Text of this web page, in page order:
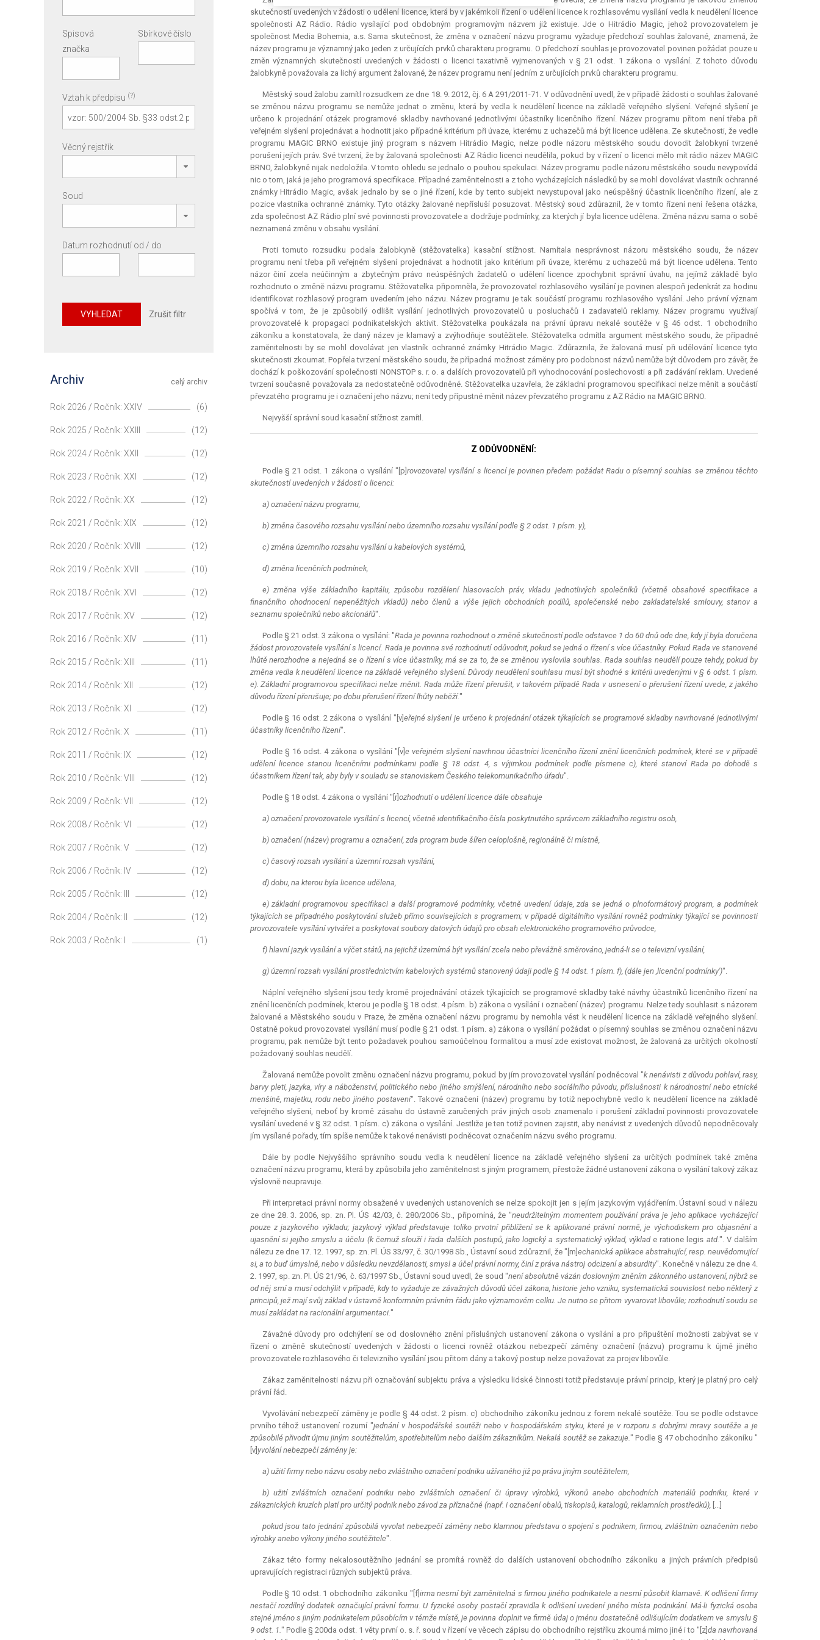
skutečností uvedených v žádosti o udělení licence, která by v jakémkoli řízení o udělení licence k rozhlasovému vysílání vedla k neudělení licence
společnosti AZ Rádio. Rádio vysílající pod obdobným programovým názvem již existuje. Jde o Hitrádio Magic, jehož provozovatelem je
společnost MediaBohemia, a.s. Sama skutečnost, že změna v označení názvu programu vyžaduje předchozí souhlas žalované, znamená, že
název programu je významný jako jeden z určujících prvků charakteru programu. O předchozí souhlas je provozovatel povinen požádat pouze u
změn významných skutečností uvedených v žádosti o licenci taxativně vyjmenovaných v § 21 odst. 1 zákona o vysílání. Z tohoto důvodu
žalobkyně považovala za lichý argument žalované, že název programu není jedním z určujících prvků charakteru programu.
Městský soud žalobu zamítl rozsudkem ze dne 18. 9. 2012, čj. 6 A 291/2011-71. V odůvodnění uvedl, že v případě žádosti o souhlas žalované
se změnou názvu programu se nemůže jednat o změnu, která by vedla k neudělení licence na základě veřejného slyšení. Veřejné slyšení je
určeno k projednání otázek programové skladby navrhované jednotlivými účastníky licenčního řízení. Název programu přitom není třeba při
veřejném slyšení projednávat a hodnotit jako případné kritérium při úvaze, kterému z uchazečů má být licence udělena. Ze skutečnosti, že vedle
programu MAGIC BRNO existuje jiný program s názvem Hitrádio Magic, nelze podle názoru městského soudu dovodit žalobkyní tvrzené
porušení jejích práv. Své tvrzení, že by žalovaná společnosti AZ Rádio licenci neudělila, pokud by v řízení o licenci mělo mít rádio název MAGIC
BRNO, žalobkyně nijak nedoložila. V tomto ohledu se jednalo o pouhou spekulaci. Název programu podle názoru městského soudu nevypovídá
nic o tom, jaká je jeho programová specifikace. Případné zaměnitelnosti a z toho vycházejících následků by se mohl dovolávat vlastník ochranné
známky Hitrádio Magic, avšak jednalo by se o jiné řízení, kde by tento subjekt nevystupoval jako neúspěšný účastník licenčního řízení, ale z
pozice vlastníka ochranné známky. Tyto otázky žalované nepřísluší posuzovat. Městský soud zdůraznil, že v tomto řízení není řešena otázka,
zda společnost AZ Rádio plní své povinnosti provozovatele a dodržuje podmínky, za kterých jí byla licence udělena. Změna názvu sama o sobě
neznamená změnu v obsahu vysílání.
Proti tomuto rozsudku podala žalobkyně (stěžovatelka) kasační stížnost. Namítala nesprávnost názoru městského soudu, že název
programu není třeba při veřejném slyšení projednávat a hodnotit jako kritérium při úvaze, kterému z uchazečů má být licence udělena. Tento
názor činí zcela neúčinným a zbytečným právo neúspěšných žadatelů o udělení licence zpochybnit správní úvahu, na jejímž základě bylo
rozhodnuto o změně názvu programu. Stěžovatelka připomněla, že provozovatel rozhlasového vysílání je povinen alespoň jedenkrát za hodinu
identifikovat rozhlasový program uvedením jeho názvu. Název programu je tak součástí programu rozhlasového vysílání. Jeho právní význam
spočívá v tom, že je způsobilý odlišit vysílání jednotlivých provozovatelů u posluchačů i zadavatelů reklamy. Název programu využívají
provozovatelé k propagaci podnikatelských aktivit. Stěžovatelka poukázala na právní úpravu nekalé soutěže v § 46 odst. 1 obchodního
zákoníku a konstatovala, že daný název je klamavý a zvýhodňuje soutěžitele. Stěžovatelka odmítla argument městského soudu, že případné
zaměnitelnosti by se mohl dovolávat jen vlastník ochranné známky Hitrádio Magic. Zdůraznila, že žalovaná musí při udělování licence tyto
skutečnosti zkoumat. Popřela tvrzení městského soudu, že případná možnost záměny pro podobnost názvů nemůže být důvodem pro závěr, že
dochází k poškozování společnosti NONSTOP s. r. o. a dalších provozovatelů při vyhodnocování poslechovosti a při zadávání reklam. Uvedené
tvrzení současně považovala za nedostatečně odůvodněné. Stěžovatelka uzavřela, že základní programovou specifikaci nelze měnit a součástí
převzatého programu je i označení jeho názvu; není tedy přípustné měnit název převzatého programu z AZ Rádio na MAGIC BRNO.
Nejvyšší správní soud kasační stížnost zamítl.
Z ODŮVODNĚNÍ:
Podle § 21 odst. 1 zákona o vysílání "[p]rovozovatel vysílání s licencí je povinen předem požádat Radu o písemný souhlas se změnou těchto
skutečností uvedených v žádosti o licenci:
a) označení názvu programu,
b) změna časového rozsahu vysílání nebo územního rozsahu vysílání podle § 2 odst. 1 písm. y),
c) změna územního rozsahu vysílání u kabelových systémů,
d) změna licenčních podmínek,
e) změna výše základního kapitálu, způsobu rozdělení hlasovacích práv, vkladu jednotlivých společníků (včetně obsahové specifikace a
finančního ohodnocení nepeněžitých vkladů) nebo členů a výše jejich obchodních podílů, společenské nebo zakladatelské smlouvy, stanov a
seznamu společníků nebo akcionářů".
Podle § 21 odst. 3 zákona o vysílání: "Rada je povinna rozhodnout o změně skutečností podle odstavce 1 do 60 dnů ode dne, kdy jí byla doručena
žádost provozovatele vysílání s licencí. Rada je povinna své rozhodnutí odůvodnit, pokud se jedná o řízení s více účastníky. Pokud Rada ve stanovené
lhůtě nerozhodne a nejedná se o řízení s více účastníky, má se za to, že se změnou vyslovila souhlas. Rada souhlas neudělí pouze tehdy, pokud by
změna vedla k neudělení licence na základě veřejného slyšení. Důvody neudělení souhlasu musí být shodné s kritérii uvedenými v § 6 odst. 1 písm.
e). Základní programovou specifikaci nelze měnit. Rada může řízení přerušit, v takovém případě Rada v usnesení o přerušení řízení uvede, z jakého
důvodu řízení přerušuje; po dobu přerušení řízení lhůty neběží."
Podle § 16 odst. 2 zákona o vysílání "[v] eřejné slyšení je určeno k projednání otázek týkajících se programové skladby navrhované jednotlivými
účastníky licenčního řízení".
Podle § 16 odst. 4 zákona o vysílání "[v] e veřejném slyšení navrhnou účastníci licenčního řízení znění licenčních podmínek, které se v případě
udělení licence stanou licenčními podmínkami podle § 18 odst. 4, s výjimkou podmínek podle písmene c), které stanoví Rada po dohodě s
účastníkem řízení tak, aby byly v souladu se stanoviskem Českého telekomunikačního úřadu".
Podle § 18 odst. 4 zákona o vysílání "[r] ozhodnutí o udělení licence dále obsahuje
a) označení provozovatele vysílání s licencí, včetně identifikačního čísla poskytnutého správcem základního registru osob,
b) označení (název) programu a označení, zda program bude šířen celoplošně, regionálně či místně,
c) časový rozsah vysílání a územní rozsah vysílání,
d) dobu, na kterou byla licence udělena,
e) základní programovou specifikaci a další programové podmínky, včetně uvedení údaje, zda se jedná o plnoformátový program, a podmínek
týkajících se případného poskytování služeb přímo souvisejících s programem; v případě digitálního vysílání rovněž podmínky týkající se povinnosti
provozovatele vysílání vytvářet a poskytovat soubory datových údajů pro obsah elektronického programového průvodce,
f) hlavní jazyk vysílání a výčet států, na jejichž územímá být vysílání zcela nebo převážně směrováno, jedná-li se o televizní vysílání,
g) územní rozsah vysílání prostřednictvím kabelových systémů stanovený údaji podle § 14 odst. 1 písm. f), (dále jen ,licenční podmínky')".
Náplní veřejného slyšení jsou tedy kromě projednávání otázek týkajících se programové skladby také návrhy účastníků licenčního řízení na
znění licenčních podmínek, kterou je podle § 18 odst. 4 písm. b) zákona o vysílání i označení (název) programu. Nelze tedy souhlasit s názorem
žalované a Městského soudu v Praze, že změna označení názvu programu by nemohla vést k neudělení licence na základě veřejného slyšení.
Ostatně pokud provozovatel vysílání musí podle § 21 odst. 1 písm. a) zákona o vysílání požádat o písemný souhlas se změnou označení názvu
programu, pak nemůže být tento požadavek pouhou samoúčelnou formalitou a musí zde existovat možnost, že žalovaná za určitých okolností
požadovaný souhlas neudělí.
Žalovaná nemůže povolit změnu označení názvu programu, pokud by jím provozovatel vysílání podněcoval "k nenávisti z důvodu pohlaví, rasy,
barvy pleti, jazyka, víry a náboženství, politického nebo jiného smýšlení, národního nebo sociálního původu, příslušnosti k národnostní nebo etnické
menšině, majetku, rodu nebo jiného postavení". Takové označení (název) programu by totiž nepochybně vedlo k neudělení licence na základě
veřejného slyšení, neboť by kromě zásahu do ústavně zaručených práv jiných osob znamenalo i porušení základní povinnosti provozovatele
vysílání uvedené v § 32 odst. 1 písm. c) zákona o vysílání. Jestliže je ten totiž povinen zajistit, aby nenávist z uvedených důvodů nepodněcovaly
jím vysílané pořady, tím spíše nemůže k takové nenávisti podněcovat označením názvu svého programu.
Dále by podle Nejvyššího správního soudu vedla k neudělení licence na základě veřejného slyšení za určitých podmínek také změna
označení názvu programu, která by způsobila jeho zaměnitelnost s jiným programem, přestože žádné ustanovení zákona o vysílání takový zákaz
výslovně neupravuje.
Při interpretaci právní normy obsažené v uvedených ustanoveních se nelze spokojit jen s jejím jazykovým vyjádřením. Ústavní soud v nálezu
ze dne 28. 3. 2006, sp. zn. Pl. ÚS 42/03, č. 280/2006 Sb., připomíná, že "neudržitelným momentem používání práva je jeho aplikace vycházející
pouze z jazykového výkladu; jazykový výklad představuje toliko prvotní přiblížení se k aplikované právní normě, je východiskem pro objasnění a
ujasnění si jejího smyslu a účelu (k čemuž slouží i řada dalších postupů, jako logický a systematický výklad, výklad e ratione legis atd.". V dalším
nálezu ze dne 17. 12. 1997, sp. zn. Pl. ÚS 33/97, č. 30/1998 Sb., Ústavní soud zdůraznil, že "[m] echanická aplikace abstrahující, resp. neuvědomující
si, a to buď úmyslně, nebo v důsledku nevzdělanosti, smysl a účel právní normy, činí z práva nástroj odcizení a absurdity". Konečně v nálezu ze dne 4.
2. 1997, sp. zn. Pl. ÚS 21/96, č. 63/1997 Sb., Ústavní soud uvedl, že soud "není absolutně vázán doslovným zněním zákonného ustanovení, nýbrž se
od něj smí a musí odchýlit v případě, kdy to vyžaduje ze závažných důvodů účel zákona, historie jeho vzniku, systematická souvislost nebo některý z
principů, jež mají svůj základ v ústavně konformním právním řádu jako významovém celku. Je nutno se přitom vyvarovat libovůle; rozhodnutí soudu se
musí zakládat na racionální argumentaci."
Závažné důvody pro odchýlení se od doslovného znění příslušných ustanovení zákona o vysílání a pro připuštění možnosti zabývat se v
řízení o změně skutečností uvedených v žádosti o licenci rovněž otázkou nebezpečí záměny označení (názvu) programu k újmě jiného
provozovatele rozhlasového či televizního vysílání jsou přitom dány a takový postup nelze považovat za projev libovůle.
Zákaz zaměnitelnosti názvu při označování subjektu práva a výsledku lidské činnosti totiž představuje právní princip, který je platný pro celý
právní řád.
Vyvolávání nebezpečí záměny je podle § 44 odst. 2 písm. c) obchodního zákoníku jednou z forem nekalé soutěže. Tou se podle odstavce
prvního téhož ustanovení rozumí "jednání v hospodářské soutěži nebo v hospodářském styku, které je v rozporu s dobrými mravy soutěže a je
způsobilé přivodit újmu jiným soutěžitelům, spotřebitelům nebo dalším zákazníkům. Nekalá soutěž se zakazuje." Podle § 47 obchodního zákoníku "
[v] yvolání nebezpečí záměny je:
a) užití firmy nebo názvu osoby nebo zvláštního označení podniku užívaného již po právu jiným soutěžitelem,
b) užití zvláštních označení podniku nebo zvláštních označení či úpravy výrobků, výkonů anebo obchodních materiálů podniku, které v
zákaznických kruzích platí pro určitý podnik nebo závod za příznačné (např. i označení obalů, tiskopisů, katalogů, reklamních prostředků), [...]
pokud jsou tato jednání způsobilá vyvolat nebezpečí záměny nebo klamnou představu o spojení s podnikem, firmou, zvláštním označením nebo
výrobky anebo výkony jiného soutěžitele".
Zákaz této formy nekalosoutěžního jednání se promítá rovněž do dalších ustanovení obchodního zákoníku a jiných právních předpisů
upravujících registraci různých subjektů práva.
Podle § 10 odst. 1 obchodního zákoníku "[f] irma nesmí být zaměnitelná s firmou jiného podnikatele a nesmí působit klamavě. K odlišení firmy
nestačí rozdílný dodatek označující právní formu. U fyzické osoby postačí zpravidla k odlišení uvedení jiného místa podnikání. Má-li fyzická osoba
stejné jméno s jiným podnikatelem působícím v témže místě, je povinna doplnit ve firmě údaj o jménu dostatečně odlišujícím dodatkem ve smyslu §
9 odst. 1." Podle § 200da odst. 1 věty první o. s. ř. soud v řízení ve věcech zápisu do obchodního rejstříku zkoumá mimo jiné i to "[z] da navrhovaná
Spisová
značka
Sbírkové číslo
Vztah k předpisu (?)
Věcný rejstřík
Soud
Datum rozhodnutí od / do
VYHLEDAT Zrušit filtr
celý archiv
Archiv
Rok 2026 / Ročník: XXIV (6)
Rok 2025 / Ročník: XXIII (12)
Rok 2024 / Ročník: XXII (12)
Rok 2023 / Ročník: XXI (12)
Rok 2022 / Ročník: XX (12)
Rok 2021 / Ročník: XIX (12)
Rok 2020 / Ročník: XVIII (12)
Rok 2019 / Ročník: XVII (10)
Rok 2018 / Ročník: XVI (12)
Rok 2017 / Ročník: XV (12)
Rok 2016 / Ročník: XIV (11)
Rok 2015 / Ročník: XIII (11)
Rok 2014 / Ročník: XII (12)
Rok 2013 / Ročník: XI (12)
Rok 2012 / Ročník: X (11)
Rok 2011 / Ročník: IX (12)
Rok 2010 / Ročník: VIII (12)
Rok 2009 / Ročník: VII (12)
Rok 2008 / Ročník: VI (12)
Rok 2007 / Ročník: V (12)
Rok 2006 / Ročník: IV (12)
Rok 2005 / Ročník: III (12)
Rok 2004 / Ročník: II (12)
Rok 2003 / Ročník: I (1)